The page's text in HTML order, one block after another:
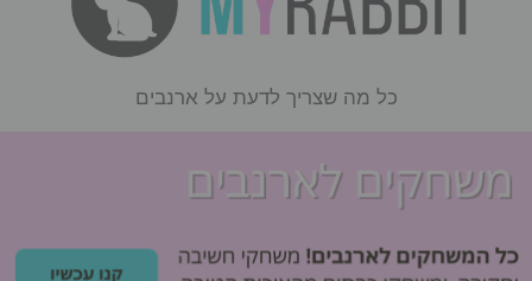
כל מה שצריך לדעת על ארנבים